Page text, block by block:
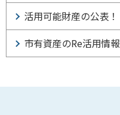
活用可能財産の公表！
市有資産のRe活用情報